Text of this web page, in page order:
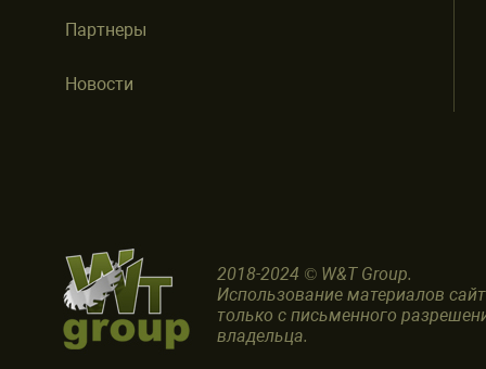
Партнеры
Новости
2018-2024 © W&T Group.
Использование материалов
только с письменного
владельца.